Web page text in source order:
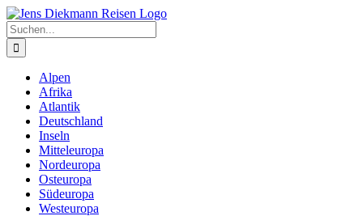
Zum
Inhalt
springen
Suche
nach:
Alpen
Afrika
Atlantik
Deutschland
Inseln
Mitteleuropa
Nordeuropa
Osteuropa
Südeuropa
Westeuropa